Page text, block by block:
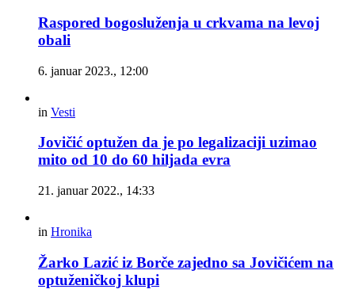
Raspored bogosluženja u crkvama na levoj
obali
6. januar 2023., 12:00
in Vesti
Jovičić optužen da je po legalizaciji uzimao
mito od 10 do 60 hiljada evra
21. januar 2022., 14:33
in Hronika
Žarko Lazić iz Borče zajedno sa Jovičićem na
optuženičkoj klupi